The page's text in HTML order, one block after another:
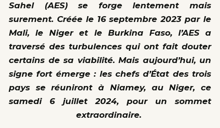
Sahel (AES) se forge lentement mais
surement. Créée le 16 septembre 2023 par le
Mali, le Niger et le Burkina Faso, l’AES a
traversé des turbulences qui ont fait douter
certains de sa viabilité. Mais aujourd’hui, un
signe fort émerge : les chefs d’État des trois
pays se réuniront à Niamey, au Niger, ce
samedi 6 juillet 2024, pour un sommet
extraordinaire.